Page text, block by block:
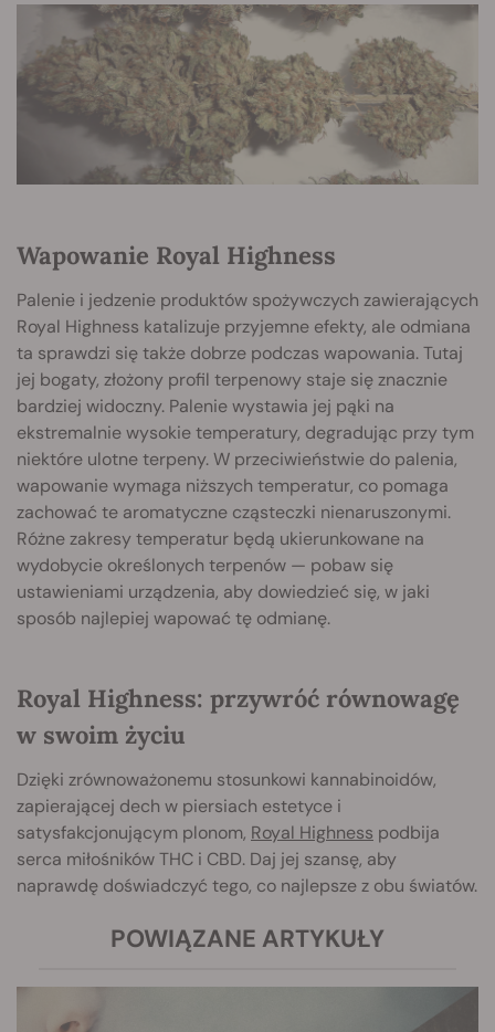
Wapowanie Royal Highness
Palenie i jedzenie produktów spożywczych zawierających
Royal Highness katalizuje przyjemne efekty, ale odmiana
ta sprawdzi się także dobrze podczas wapowania. Tutaj
jej bogaty, złożony profil terpenowy staje się znacznie
bardziej widoczny. Palenie wystawia jej pąki na
ekstremalnie wysokie temperatury, degradując przy tym
niektóre ulotne terpeny. W przeciwieństwie do palenia,
wapowanie wymaga niższych temperatur, co pomaga
zachować te aromatyczne cząsteczki nienaruszonymi.
Różne zakresy temperatur będą ukierunkowane na
wydobycie określonych terpenów — pobaw się
ustawieniami urządzenia, aby dowiedzieć się, w jaki
sposób najlepiej wapować tę odmianę.
Royal Highness: przywróć równowagę
w swoim życiu
Dzięki zrównoważonemu stosunkowi kannabinoidów,
zapierającej dech w piersiach estetyce i
satysfakcjonującym plonom, Royal Highness podbija
serca miłośników THC i CBD. Daj jej szansę, aby
naprawdę doświadczyć tego, co najlepsze z obu światów.
POWIĄZANE ARTYKUŁY